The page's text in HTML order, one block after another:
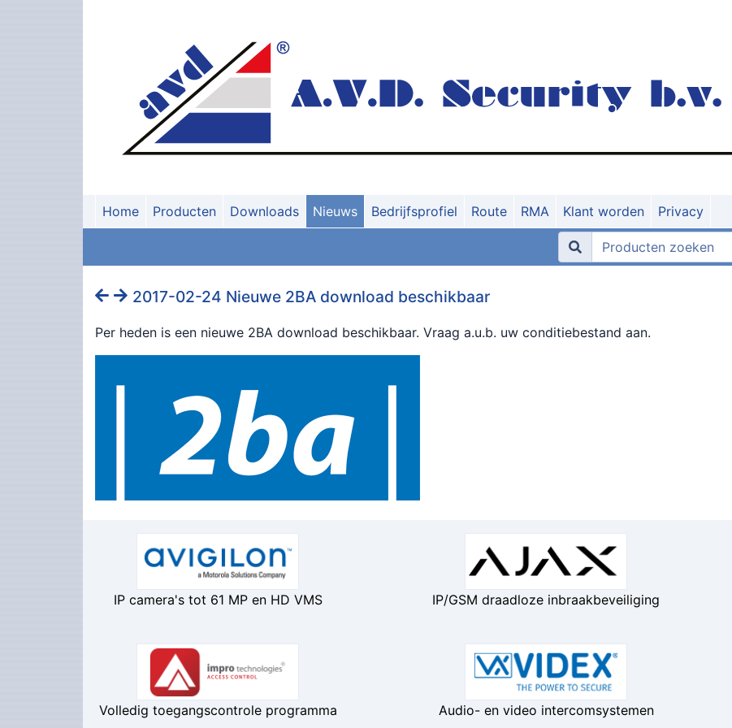
Home Producten Downloads Nieuws Bedrijfsprofiel Route RMA Klant worden Privacy
2017-02-24 Nieuwe 2BA download beschikbaar
Per heden is een nieuwe 2BA download beschikbaar. Vraag a.u.b. uw conditiebestand aan.
IP camera's tot 61 MP en HD VMS IP/GSM draadloze inbraakbeveiliging
Volledig toegangscontrole programma Audio- en video intercomsystemen